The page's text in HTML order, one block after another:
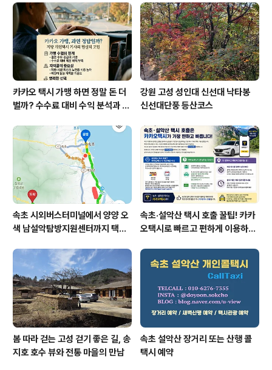
카카오 택시 가맹 하면 정말 돈 더
벌까? 수수료 대비 수익 분석과 비
강원 고성 성인대 신선대 낙타봉
신선대단풍 등산코스
속초 시외버스터미널에서 양양 오
색 남설악탐방지원센터까지 택시
속초·설악산 택시 호출 꿀팁! 카카
오택시로 빠르고 편하게 이용하는
봄 따라 걷는 ​고성 걷기 좋은 길, 송
지호 호수 뷰와 전통 마을의 만남
속초 설악산 장거리 또는 산행 콜
택시 예약